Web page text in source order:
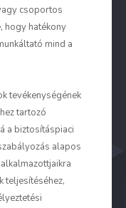
csoportos
hogy hatékony
mind a
tevékenységének
tartozó
a biztosításpiaci
alapos
teljesítéséhez,